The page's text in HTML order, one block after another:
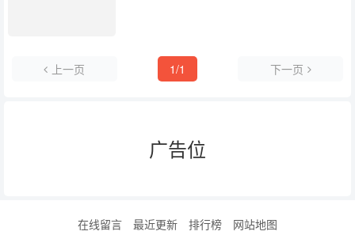
上一页 1/1 下一页
广告位
在线留言 最近更新 排行榜 网站地图